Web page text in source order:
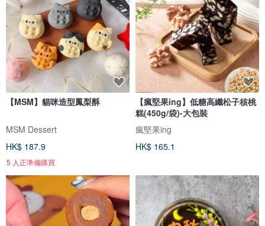
【MSM】貓咪造型鳳梨酥
MSM Dessert
HK$ 187.9
5 人正準備購買
【瘋堅果ing】低糖高纖松子核桃
糕(450g/袋)-大包裝
瘋堅果ing
HK$ 165.1